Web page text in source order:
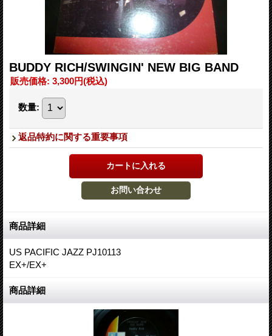
BUDDY RICH/SWINGIN' NEW BIG BAND
販売価格: 3,300円(税込)
数量:
返品特約に関する重要事項
商品詳細
US PACIFIC JAZZ PJ10113
EX+/EX+
商品詳細